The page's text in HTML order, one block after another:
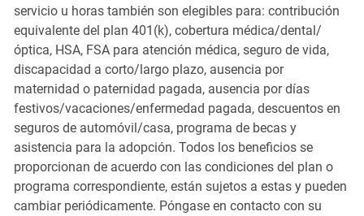
servicio u horas también son elegibles para: contribución
equivalente del plan 401(k), cobertura médica/dental/
óptica, HSA, FSA para atención médica, seguro de vida,
discapacidad a corto/largo plazo, ausencia por
maternidad o paternidad pagada, ausencia por días
festivos/vacaciones/enfermedad pagada, descuentos en
seguros de automóvil/casa, programa de becas y
asistencia para la adopción. Todos los beneficios se
proporcionan de acuerdo con las condiciones del plan o
programa correspondiente, están sujetos a estas y pueden
cambiar periódicamente. Póngase en contacto con su